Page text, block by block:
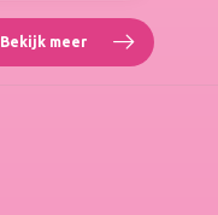
Bekijk meer Reviews
Roxenne